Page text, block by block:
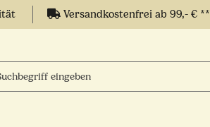
Versandkostenfrei ab 99,- € **